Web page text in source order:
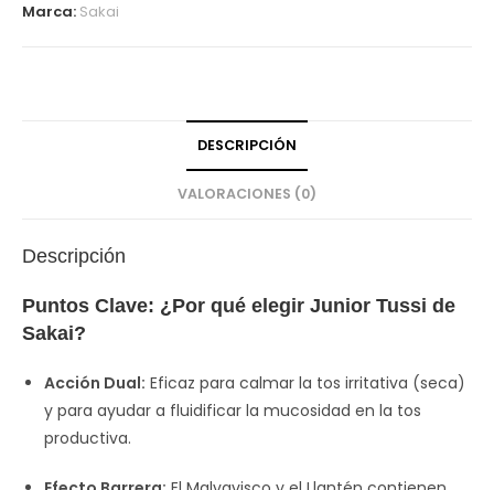
Marca: Sakai
DESCRIPCIÓN
VALORACIONES (0)
Descripción
Puntos Clave: ¿Por qué elegir Junior Tussi de
Sakai?
Acción Dual: Eficaz para calmar la tos irritativa (seca)
y para ayudar a fluidificar la mucosidad en la tos
productiva.